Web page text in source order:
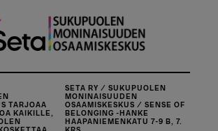
TARJOAA
KAIKILLE,
SETA RY / SUKUPUOLEN
MONINAISUUDEN
OSAAMISKESKUS / SENSE OF
BELONGING -HANKE
HAAPANIEMENKATU 7-9 B, 7.